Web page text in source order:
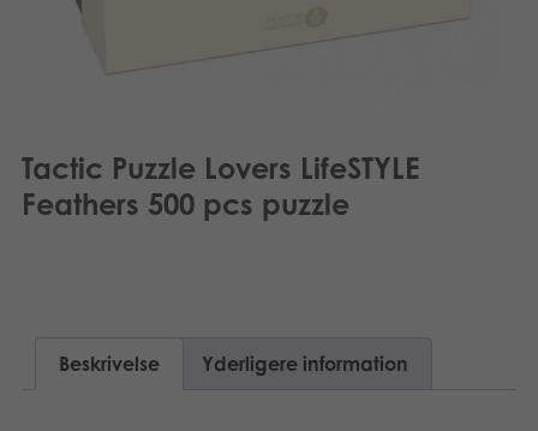
Polski
Deutsch
Tactic Puzzle Lovers LifeSTYLE
Feathers 500 pcs puzzle
Beskrivelse Yderligere information